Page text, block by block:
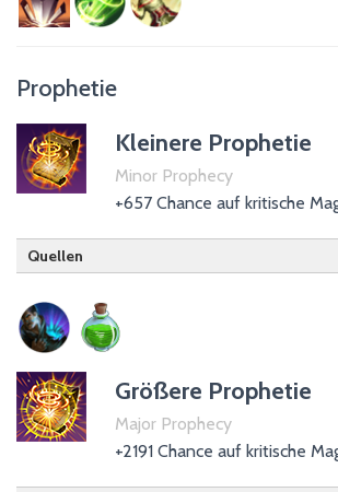
Prophetie
Kleinere Prophetie
Minor Prophecy
+657 Chance auf kritische
Quellen
Größere Prophetie
Major Prophecy
+2191 Chance auf kritische